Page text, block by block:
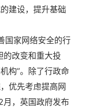
建设，提升基础
家网络安全的行
的改变和重大投
构”。除了行政命
优先考虑提高网
，英国政府发布